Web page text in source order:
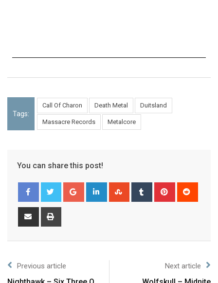
Tags:
Call Of Charon Death Metal Duitsland
Massacre Records Metalcore
You can share this post!
Previous article Next article